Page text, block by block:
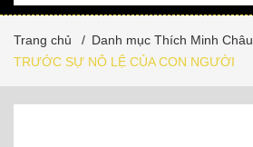
Trang chủ / Danh mục Thích Minh Châu
TRƯỚC SỰ NÔ LỆ CỦA CON NGƯỜI